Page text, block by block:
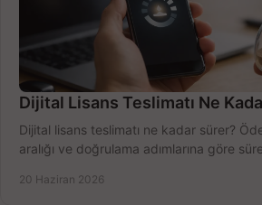
Dijital Lisans Teslimatı Ne
Dijital lisans teslimatı ne kadar sürer?
aralığı ve doğrulama adımlarına göre
20 Haziran 2026